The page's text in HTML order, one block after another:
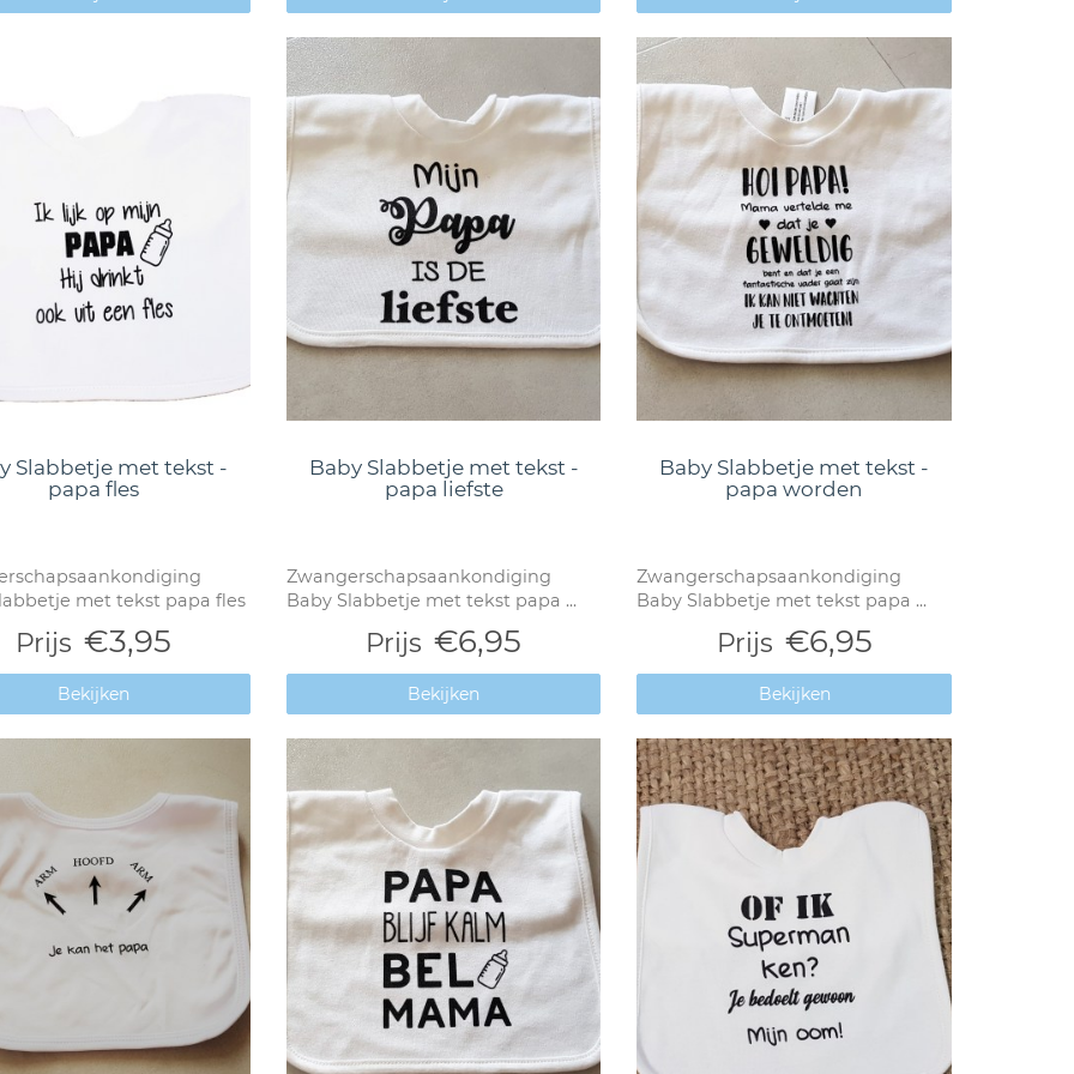
Slabbetje met tekst -
papa fles
met tekst papa fles
Prijs €3,95
Bekijken
Baby Slabbetje met tekst -
papa liefste
Zwangerschapsaankondiging
Baby Slabbetje met tekst papa ...
Prijs €6,95
Bekijken
Baby Slabbetje met tekst -
papa worden
Zwangerschapsaankondiging
Baby Slabbetje met tekst papa ...
Prijs €6,95
Bekijken